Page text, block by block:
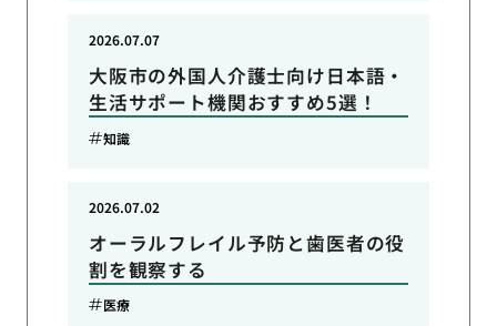
大阪市の外国人介護士向け日本語・
生活サポート機関おすすめ5選！
2026.07.07
知識
オーラルフレイル予防と歯医者の役
割を観察する
2026.07.02
医療